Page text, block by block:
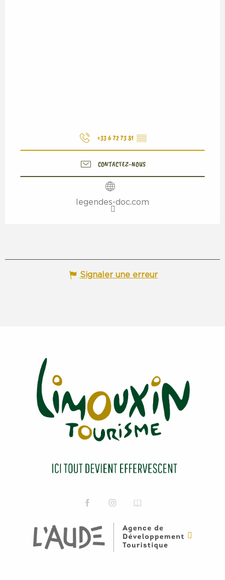
+33 6 72 73 81 ▒▒
CONTACTEZ-NOUS
legendes-doc.com
Signaler une erreur